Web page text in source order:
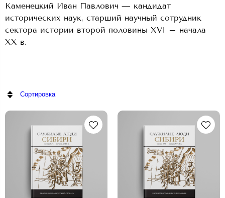
Каменецкий Иван Павлович — кандидат
исторических наук, старший научный сотрудник
сектора истории второй половины XVI – начала
XX в.
Сортировка